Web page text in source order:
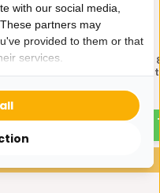
Melamine set met
schaaltjes - zwart
with our social media,
partners may
provided to them or that
services.